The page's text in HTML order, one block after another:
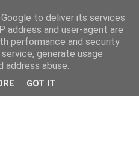
to deliver its services
address and user-agent are
performance and security
generate usage
abuse.
GOT IT